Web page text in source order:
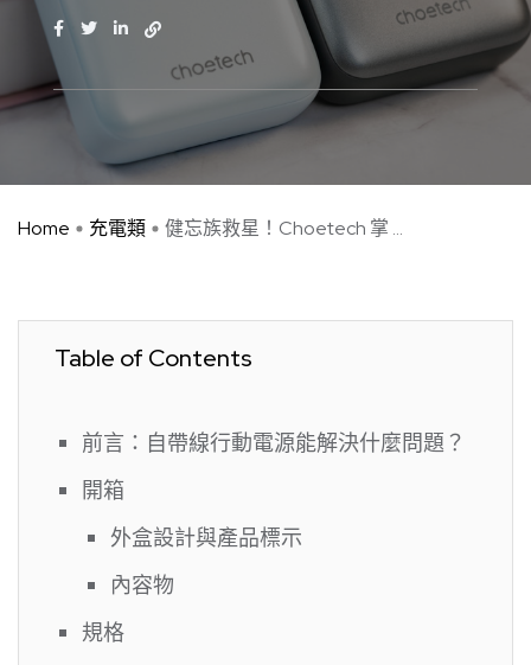
Home 充電類 健忘族救星！Choetech 掌 ...
Table of Contents
前言：自帶線行動電源能解決什麼問題？
開箱
外盒設計與產品標示
內容物
規格